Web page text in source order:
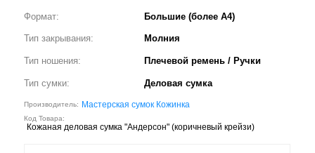
Формат: Большие (более А4)
Тип закрывания: Молния
Тип ношения: Плечевой ремень / Ручки
Тип сумки: Деловая сумка
Производитель: Мастерская сумок Кожинка
Код Товара:
Кожаная деловая сумка "Андерсон" (коричневый крейзи)